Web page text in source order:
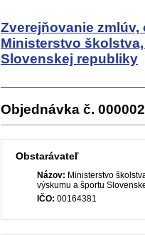
Zverejňovanie
Ministerstvo
Slovenskej republiky
Objednávka č.
Obstarávateľ
Názov: Ministerstvo
výskumu a športu
IČO: 00164381